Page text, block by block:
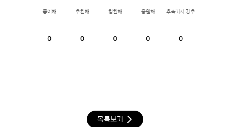
좋아해
0
추천해
0
칭찬해
0
응원해
0
후속기사 강추
0
목록보기